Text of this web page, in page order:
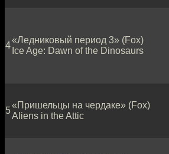
4
«Ледниковый период 3» (Fox)
Ice Age: Dawn of the Dinosaurs
5
«Пришельцы на чердаке» (Fox)
Aliens in the Attic